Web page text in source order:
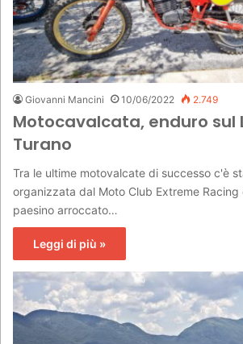
Giovanni Mancini 10/06/2022 2.749
Motocavalcata, enduro sul
Turano
Tra le ultime motovalcate di successo c'è
organizzata dal Moto Club Extreme Racing
paesino arroccato…
Leggi di più »